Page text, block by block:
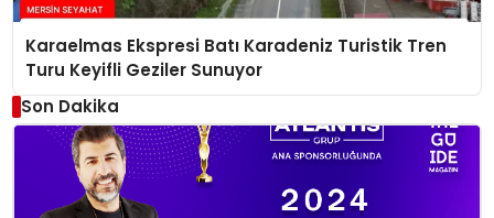
Karaelmas Ekspresi Batı Karadeniz Turistik Tren
Turu Keyifli Geziler Sunuyor
Son Dakika